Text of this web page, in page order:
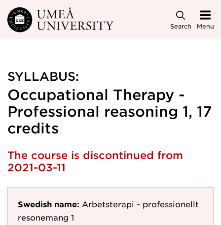
Skip to main content
Search Menu
SYLLABUS:
Occupational Therapy -
Professional reasoning 1, 17
credits
The course is discontinued from
2021-03-11
Swedish name: Arbetsterapi - professionellt
resonemang 1